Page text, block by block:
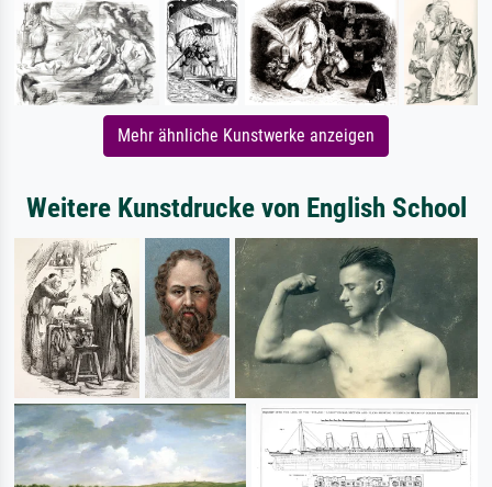
Mehr ähnliche Kunstwerke anzeigen
Weitere Kunstdrucke von English School